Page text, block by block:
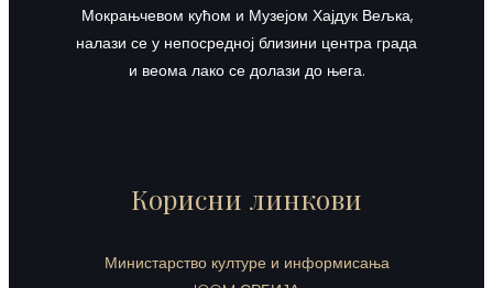
Мокрањчевом кућом и Музејом Хајдук Вељка,
налази се у непосредној близини центра града
и веома лако се долази до њега.
Корисни линкови
Министарство културе и информисања